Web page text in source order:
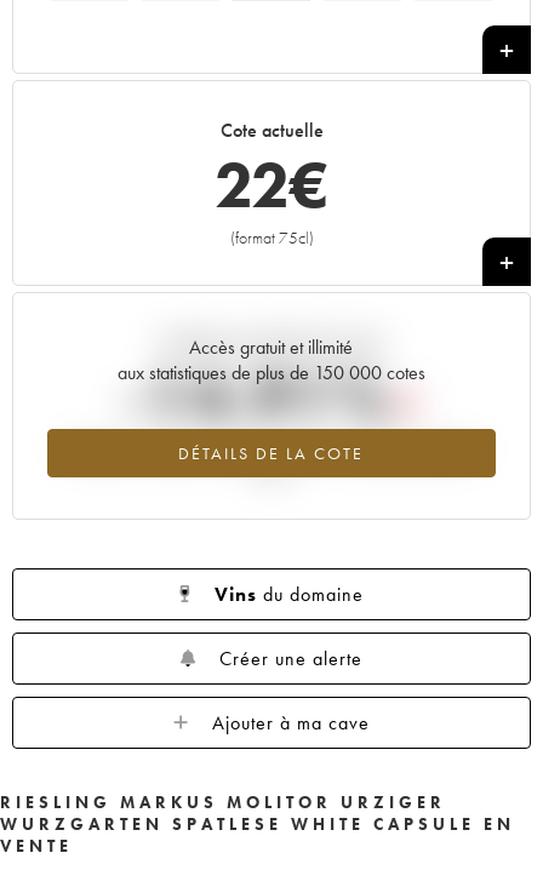
Cote actuelle
22€
(format 75cl)
+
Accès gratuit et illimité
aux statistiques de plus de 150 000 cotes
DÉTAILS DE LA COTE
Tendance actuelle de la cote
-14.91%
Tendance à la baisse du millésime 2017 en 2026 par rapport à
Vins du domaine
Créer une alerte
Ajouter à ma cave
RIESLING MARKUS MOLITOR URZIGER
WURZGARTEN SPATLESE WHITE CAPSULE EN
VENTE